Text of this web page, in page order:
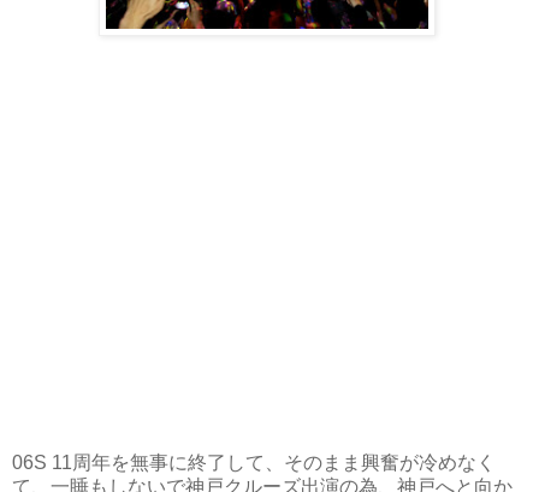
06S 11周年を無事に終了して、そのまま興奮が冷めなく
て、一睡もしないで神戸クルーズ出演の為、神戸へと向か